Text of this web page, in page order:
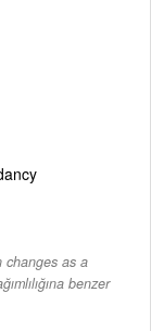
changes as a
benzer